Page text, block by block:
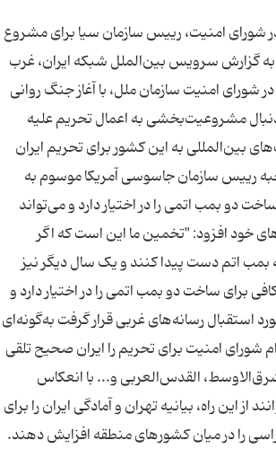
شورای امنیت، رییس سازمان سیا برای مشروع
گزارش سرویس بین‌الملل شبکه ایران، غرب
شورای امنیت سازمان ملل، با آغاز جنگ روانی
آمریکا به دنبال مشروعیت‌بخشی به اعمال تحریم علیه
به این کشور برای تحریم ایران
رییس سازمان جاسوسی آمریکا موسوم به
دو بمب اتمی را در اختیار دارد و می‌تواند
خود افزود: "تخمین ما این است که اگر
بمب اتم دست پیدا کنند و یک سال دیگر نیز
برای ساخت دو بمب اتمی را در اختیار دارد و
استقبال رسانه‌های غربی قرار گرفت به‌گونه‌ای
شورای امنیت برای تحریم را ایران صحیح تلقی
القدس‌العربی و... با انعکاس
این راه، بیانیه تهران و آمادگی ایران را برای
را در میان کشورهای منطقه افزایش دهند.